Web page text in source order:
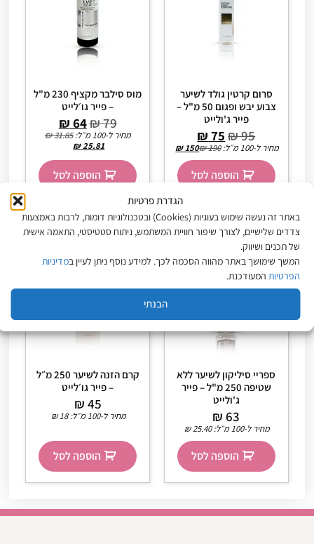
הגדרת פרטיות
באתר זה נעשה שימוש בעוגיות (Cookies) ובטכנולוגיות דומות, לרבות באמצעות
צדדים שלישיים, לצורך שיפור חוויית המשתמש, ניתוח סטטיסטי, התאמה אישית
של תכנים ושיווק.
המשך שימושך באתר מהווה הסכמה לכך. למידע נוסף ניתן לעיין במדיניות
הפרטיותהמעודכנת.
הבנתי
סרום קרטין גולד לשיער
צבוע יבש ופגום 50 מ"ל –
פייר ג'ולייט
₪95
₪75
מחיר ל-100 מ״ל: ₪190
₪150
הוספה לסל
מוס סילבר מקציף 230 מ"ל
– פייר גו׳לייט
₪79
₪64
מחיר ל-100 מ״ל: ₪31.85
₪25.81
הוספה לסל
ספריי סיליקון לשיער ללא
שטיפה 250 מ"ל – פייר
ג'ולייט
₪63
מחיר ל-100 מ״ל: ₪25.40
הוספה לסל
קרם הזנה לשיער 250 מ״ל
– פייר גו׳לייט
₪45
מחיר ל-100 מ״ל: ₪18
הוספה לסל